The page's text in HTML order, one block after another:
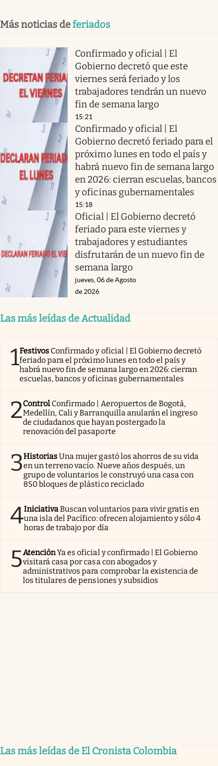
Más noticias deferiados
Confirmado y oficial | El
Gobierno decretó que este
viernes será feriado y los
trabajadores tendrán un nuevo
fin de semana largo
15:21
Confirmado y oficial | El
Gobierno decretó feriado para el
próximo lunes en todo el país y
habrá nuevo fin de semana largo
en 2026: cierran escuelas, bancos
y oficinas gubernamentales
15:18
Oficial | El Gobierno decretó
feriado para este viernes y
trabajadores y estudiantes
disfrutarán de un nuevo fin de
semana largo
jueves, 06 de Agosto
de 2026
Las más leídas de Actualidad
1Festivos Confirmado y oficial | El Gobierno decretó
feriado para el próximo lunes en todo el país y
habrá nuevo fin de semana largo en 2026: cierran
escuelas, bancos y oficinas gubernamentales
2Control Confirmado | Aeropuertos de Bogotá,
Medellín, Cali y Barranquilla anularán el ingreso
de ciudadanos que hayan postergado la
renovación del pasaporte
3HistoriasUna mujer gastó los ahorros de su vida
en un terreno vacío. Nueve años después, un
grupo de voluntarios le construyó una casa con
850 bloques de plástico reciclado
4IniciativaBuscan voluntarios para vivir gratis en
una isla del Pacífico: ofrecen alojamiento y sólo 4
horas de trabajo por día
5AtenciónYa es oficial y confirmado | El Gobierno
visitará casa por casa con abogados y
administrativos para comprobar la existencia de
los titulares de pensiones y subsidios
Las más leídas de El Cronista Colombia